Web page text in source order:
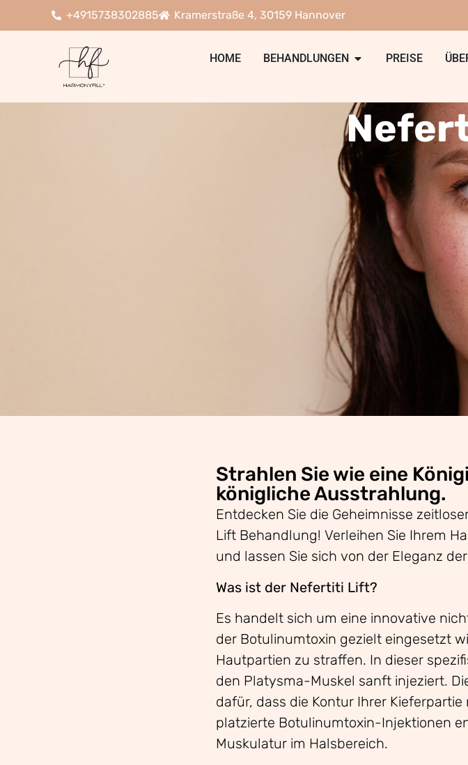
+4915738302885 Kramerstraße 4, 30159 Hannover
HOME BEHANDLUNGEN PREISE
Strahlen Sie wie eine
königliche Ausstrahlung.
Entdecken Sie die Geheimnisse
Lift Behandlung! Verleihen Sie Ihrem
und lassen Sie sich von der Eleganz
Was ist der Nefertiti Lift?
Es handelt sich um eine innovative
der Botulinumtoxin gezielt eingesetzt
Hautpartien zu straffen. In dieser
den Platysma-Muskel sanft injeziert.
dafür, dass die Kontur Ihrer
platzierte Botulinumtoxin-Injektionen
Muskulatur im Halsbereich.